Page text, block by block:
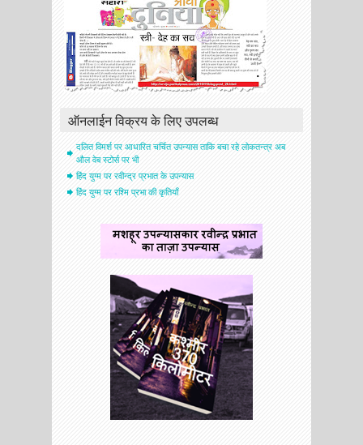
ऑनलाईन विक्रय के लिए उपलब्ध
दलित विमर्श पर आधारित चर्चित उपन्यास ताकि बचा रहे लोकतन्त्र अब
औल वेब स्टोर्स पर भी
हिंद युग्म पर रवीन्द्र प्रभात के उपन्यास
हिंद युग्म पर रश्मि प्रभा की कृतियाँ